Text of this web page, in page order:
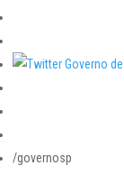
/governosp